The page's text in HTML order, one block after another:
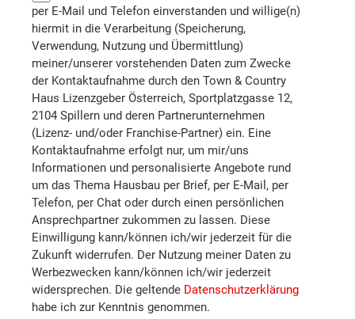
Scheibbs
Tulln
Wiener Neustadt (Land)
Wiener Neustadt (Stadt)
Waidhofen an der Thaya
Waidhofen an der Ybbs
Zwettl
per E-Mail und Telefon einverstanden und willige(n)
hiermit in die Verarbeitung (Speicherung,
Verwendung, Nutzung und Übermittlung)
meiner/unserer vorstehenden Daten zum Zwecke
der Kontaktaufnahme durch den Town & Country
Haus Lizenzgeber Österreich, Sportplatzgasse 12,
2104 Spillern und deren Partnerunternehmen
(Lizenz- und/oder Franchise-Partner) ein. Eine
Kontaktaufnahme erfolgt nur, um mir/uns
Informationen und personalisierte Angebote rund
um das Thema Hausbau per Brief, per E-Mail, per
Telefon, per Chat oder durch einen persönlichen
Ansprechpartner zukommen zu lassen. Diese
Einwilligung kann/können ich/wir jederzeit für die
Zukunft widerrufen. Der Nutzung meiner Daten zu
Werbezwecken kann/können ich/wir jederzeit
widersprechen. Die geltende Datenschutzerklärung
habe ich zur Kenntnis genommen.